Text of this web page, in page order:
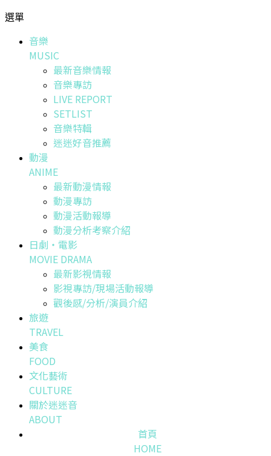
選單
音樂
MUSIC
最新音樂情報
音樂專訪
LIVE REPORT
SETLIST
音樂特輯
迷迷好音推薦
動漫
ANIME
最新動漫情報
動漫專訪
動漫活動報導
動漫分析考察介紹
日劇・電影
MOVIE DRAMA
最新影視情報
影視專訪/現場活動報導
觀後感/分析/演員介紹
旅遊
TRAVEL
美食
FOOD
文化藝術
CULTURE
關於迷迷音
ABOUT
首頁
HOME